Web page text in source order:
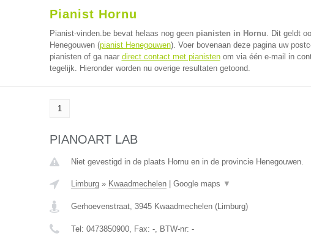
Pianist Hornu
Pianist-vinden.be bevat helaas nog geen pianisten in Hornu. Dit geldt
Henegouwen (pianist Henegouwen). Voer bovenaan deze pagina uw
pianisten of ga naar direct contact met pianistenom via één e-mail in
tegelijk. Hieronder worden nu overige resultaten getoond.
1
PIANOART LAB
Niet gevestigd in de plaats Hornu en in de provincie Henegouwen.
Limburg» Kwaadmechelen| Google maps ▼
Gerhoevenstraat, 3945 Kwaadmechelen(Limburg)
Tel: 0473850900, Fax: -, BTW-nr: -